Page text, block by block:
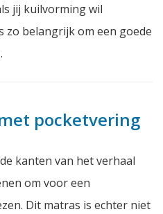
jij kuilvorming wil
zo belangrijk om een goede
pocketvering
kanten van het verhaal
om voor een
Dit matras is echter niet